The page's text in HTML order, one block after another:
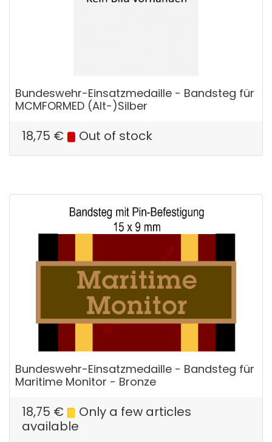
Bundeswehr-Einsatzmedaille - Bandsteg für
MCMFORMED (Alt-)Silber
18,75 € Out of stock
Bundeswehr-Einsatzmedaille - Bandsteg für
Maritime Monitor - Bronze
18,75 €
Only a few articles
available